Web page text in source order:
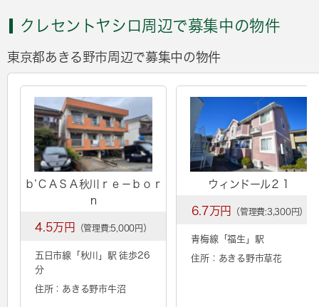
クレセントヤシロ周辺で募集中の物件
東京都あきる野市周辺で募集中の物件
ｂ’ＣＡＳＡ秋川ｒｅ－ｂｏｒ
ｎ
4.5万円 （管理費:5,000円）
五日市線「 秋川
」駅 徒歩26
分
住所：あきる野市牛沼
ウィンドール２１
6.7万円 （管理費:3,300円）
青梅線「福生 」駅
住所：あきる野市草花